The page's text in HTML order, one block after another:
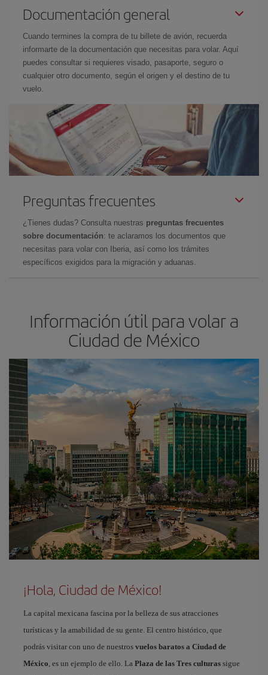
Documentación general
Cuando termines la compra de tu billete de avión, recuerda
informarte de la documentación que necesitas para volar. Aquí
puedes consultar si requieres visado, pasaporte, seguro o
cualquier otro documento, según el origen y el destino de tu
vuelo.
Preguntas frecuentes
¿Tienes dudas? Consulta nuestras preguntas frecuentes
sobre documentación: te aclaramos los documentos que
necesitas para volar con Iberia, así como los trámites
específicos exigidos para la migración y aduanas.
Información útil para volar a
Ciudad de México
¡Hola, Ciudad de México!
La capital mexicana fascina por la belleza de sus atracciones
turísticas y la amabilidad de su gente. El centro histórico, que
podrás visitar con uno de nuestros vuelos baratos a Ciudad de
México, es un ejemplo de ello. La Plaza de las Tres culturas sigue